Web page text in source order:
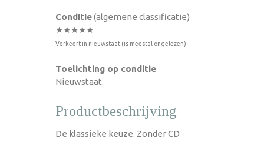
Conditie(algemene classificatie)
★★★★★
Verkeert in nieuwstaat (is meestal ongelezen)
Toelichting op conditie
Nieuwstaat.
Productbeschrijving
De klassieke keuze. Zonder CD